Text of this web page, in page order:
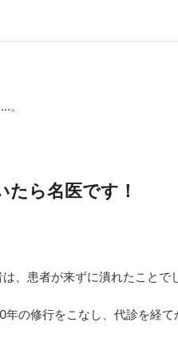
。
たら名医です！
、患者が来ずに潰れたことで
年の修行をこなし、代診を経て